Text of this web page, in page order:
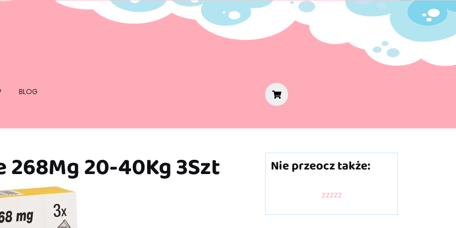
BLOG
20-40Kg 3Szt Nie przeocz także:
zzzzz